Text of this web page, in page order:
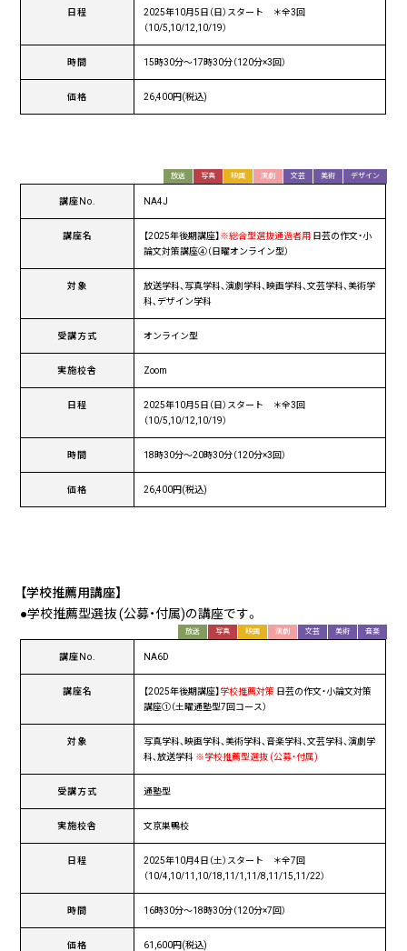
日程
2025年10月5日（日）スタート ＊全3回
（10/5,10/12,10/19）
時間 15時30分〜17時30分（120分×3回）
価格 26,400円(税込)
放送 写真 映画 演劇 文芸 美術 デザイン
講座No. NA4J
講座名 【2025年後期講座】 ※総合型選抜通過者用 日芸の作文・小
論文対策講座④（日曜オンライン型）
対象
放送学科、写真学科、演劇学科、映画学科、文芸学科、美術学
科、デザイン学科
受講方式 オンライン型
実施校舎 Zoom
日程
2025年10月5日（日）スタート ＊全3回
（10/5,10/12,10/19）
時間 18時30分〜20時30分（120分×3回）
価格 26,400円(税込)
【学校推薦用講座】
●学校推薦型選抜 (公募・付属)の講座です。
放送 写真 映画 演劇 文芸 美術 音楽
講座No. NA6D
講座名 【2025年後期講座】 学校推薦対策 日芸の作文・小論文対策
講座①（土曜通塾型7回コース）
対象
写真学科、映画学科、美術学科、音楽学科、文芸学科、演劇学
科、放送学科 ※学校推薦型選抜 (公募・付属)
受講方式 通塾型
実施校舎 文京巣鴨校
日程
2025年10月4日（土）スタート ＊全7回
（10/4,10/11,10/18,11/1,11/8,11/15,11/22）
時間 16時30分〜18時30分（120分×7回）
価格 61,600円(税込)